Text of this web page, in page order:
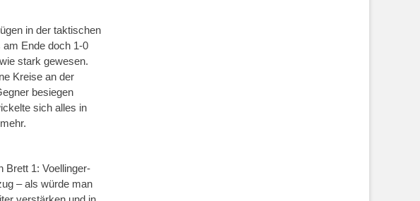
in der taktischen
Ende doch 1-0
stark gewesen.
Kreise an der
besiegen
sich alles in
Brett 1: Voellinger-
– als würde man